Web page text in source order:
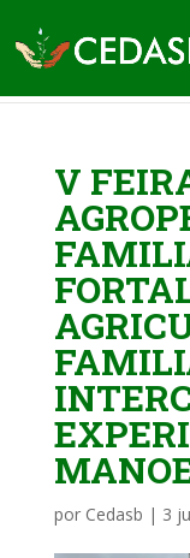
V
por Cedasb | 3